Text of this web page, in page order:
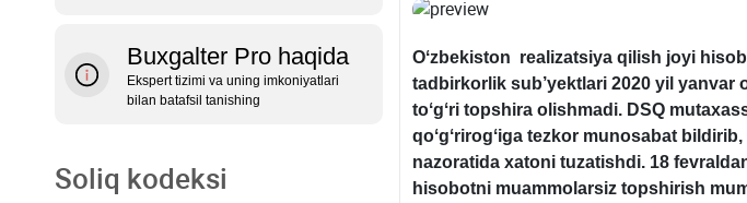
Buxgalter Pro haqida
Ekspert tizimi va uning imkoniyatlari
bilan batafsil tanishing
Soliq kodeksi
Oʻzbekiston realizatsiya qilish joyi
tadbirkorlik sub’yektlari 2020 yil yanvar
toʻgʻri topshira olishmadi. DSQ
qoʻgʻrirogʻiga tezkor munosabat
nazoratida хatoni tuzatishdi. 18
hisobotni muammolarsiz topshirish